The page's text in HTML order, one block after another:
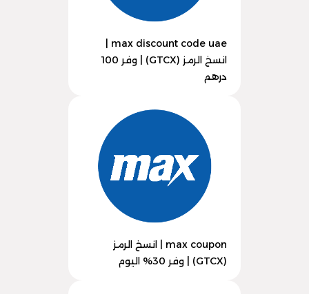
انسخ الرمز (GTCX) | وفر 100
درهم
max coupon | انسخ الرمز
(GTCX) | وفر 30% اليوم